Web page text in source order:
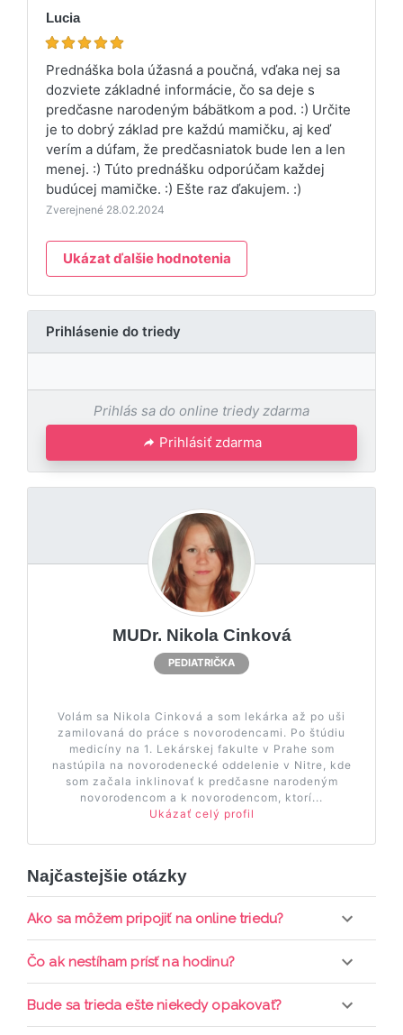
Lucia
Prednáška bola úžasná a poučná, vďaka nej sa
dozviete základné informácie, čo sa deje s
predčasne narodeným bábätkom a pod. :) Určite
je to dobrý základ pre každú mamičku, aj keď
verím a dúfam, že predčasniatok bude len a len
menej. :) Túto prednášku odporúčam každej
budúcej mamičke. :) Ešte raz ďakujem. :)
Zverejnené 28.02.2024
Ukázat ďalšie hodnotenia
Prihlásenie do triedy
Prihlás sa do online triedy zdarma
Prihlásiť zdarma
MUDr. Nikola Cinková
PEDIATRIČKA
Volám sa Nikola Cinková a som lekárka až po uši
zamilovaná do práce s novorodencami. Po štúdiu
medicíny na 1. Lekárskej fakulte v Prahe som
nastúpila na novorodenecké oddelenie v Nitre, kde
som začala inklinovať k predčasne narodeným
novorodencom a k novorodencom, ktorí...
Ukázať celý profil
Najčastejšie otázky
Ako sa môžem pripojiť na online triedu?
Pripojenie do online triedy prebieha priamo cez
prihlásiť do triedy.
Čo ak nestíham prísť na hodinu?
Každá trieda sa nahráva a je k dispozícií po dobu 7
Bude sa trieda ešte niekedy opakovať?